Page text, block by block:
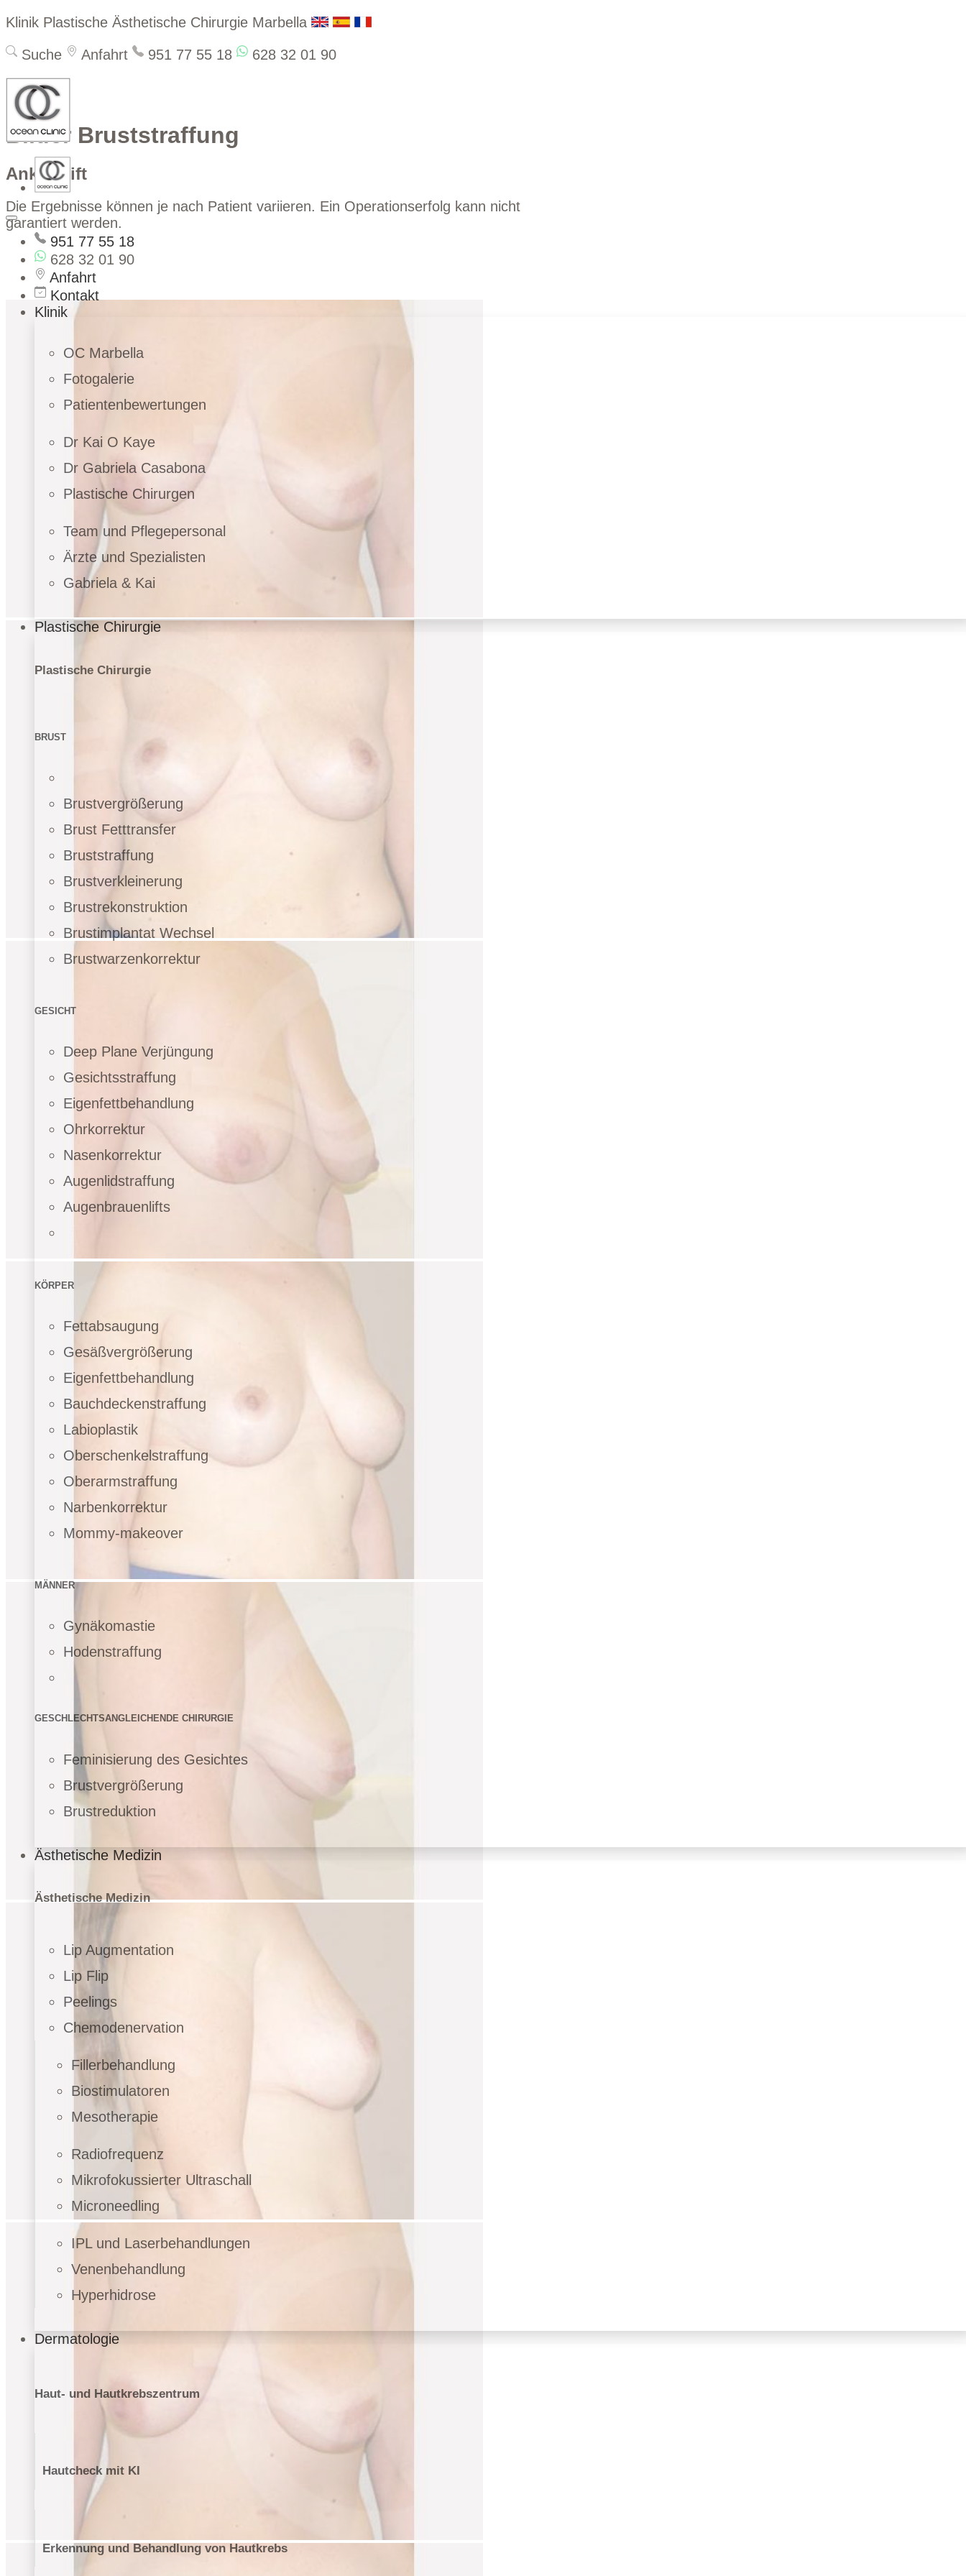
Klinik Plastische Ästhetische Chirurgie Marbella
Suche Anfahrt 951 77 55 18 628 32 01 90
951 77 55 18
628 32 01 90
Anfahrt
Kontakt
Klinik
OC Marbella
Fotogalerie
Patientenbewertungen
Dr Kai O Kaye
Dr Gabriela Casabona
Plastische Chirurgen
Team und Pflegepersonal
Ärzte und Spezialisten
Gabriela & Kai
Plastische Chirurgie
Plastische Chirurgie
BRUST
Brustvergrößerung
Brust Fetttransfer
Bruststraffung
Brustverkleinerung
Brustrekonstruktion
Brustimplantat Wechsel
Brustwarzenkorrektur
GESICHT
Deep Plane Verjüngung
Gesichtsstraffung
Eigenfettbehandlung
Ohrkorrektur
Nasenkorrektur
Augenlidstraffung
Augenbrauenlifts
KÖRPER
Fettabsaugung
Gesäßvergrößerung
Eigenfettbehandlung
Bauchdeckenstraffung
Labioplastik
Oberschenkelstraffung
Oberarmstraffung
Narbenkorrektur
Mommy-makeover
MÄNNER
Gynäkomastie
Hodenstraffung
GESCHLECHTSANGLEICHENDE CHIRURGIE
Feminisierung des Gesichtes
Brustvergrößerung
Brustreduktion
Ästhetische Medizin
Ästhetische Medizin
Lip Augmentation
Lip Flip
Peelings
Chemodenervation
Fillerbehandlung
Biostimulatoren
Mesotherapie
Radiofrequenz
Mikrofokussierter Ultraschall
Microneedling
IPL und Laserbehandlungen
Venenbehandlung
Hyperhidrose
Dermatologie
Haut- und Hautkrebszentrum
Hautcheck mit KI
Erkennung und Behandlung von Hautkrebs
Bilder Bruststraffung
Anker-Lift
Die Ergebnisse können je nach Patient variieren. Ein Operationserfolg kann nicht
garantiert werden.